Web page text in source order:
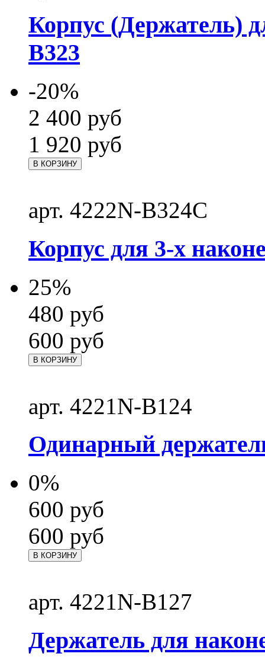
Корпус (Держатель)
B323
-20%
2 400 руб
1 920 руб
В КОРЗИНУ
арт. 4222N-B324C
Корпус для 3-х
25%
480 руб
600 руб
В КОРЗИНУ
арт. 4221N-B124
Одинарный
0%
600 руб
600 руб
В КОРЗИНУ
арт. 4221N-B127
Держатель для